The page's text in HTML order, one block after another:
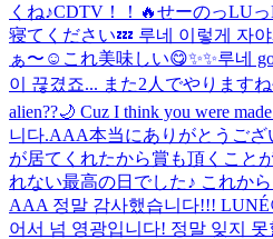
くね♪CDTV！！🔥せーのっLU
寝てください💤 루네 이렇게 자
ぁ〜☺️ これ美味しい😋✨✨루네
이 끊겼죠... また2人でやります
alien??🌙 Cuz I think you were
니다.AAA本当にありがとうご
が居てくれたから賞も頂くこと
れない最高の日でした♪ これか
AAA 정말 감사했습니다!!! LUNÉ
어서 넘 영광입니다! 정말 잊지